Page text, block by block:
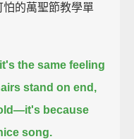
的萬聖節教學單
the same feeling
stand on end,
because
song.